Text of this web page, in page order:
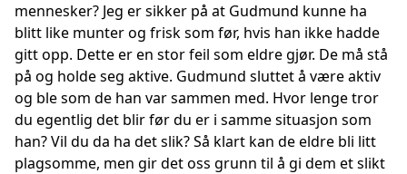
mennesker? Jeg er sikker på at Gudmund kunne ha
blitt like munter og frisk som før, hvis han ikke hadde
gitt opp. Dette er en stor feil som eldre gjør. De må stå
på og holde seg aktive. Gudmund sluttet å være aktiv
og ble som de han var sammen med. Hvor lenge tror
du egentlig det blir før du er i samme situasjon som
han? Vil du da ha det slik? Så klart kan de eldre bli litt
plagsomme, men gir det oss grunn til å gi dem et slikt